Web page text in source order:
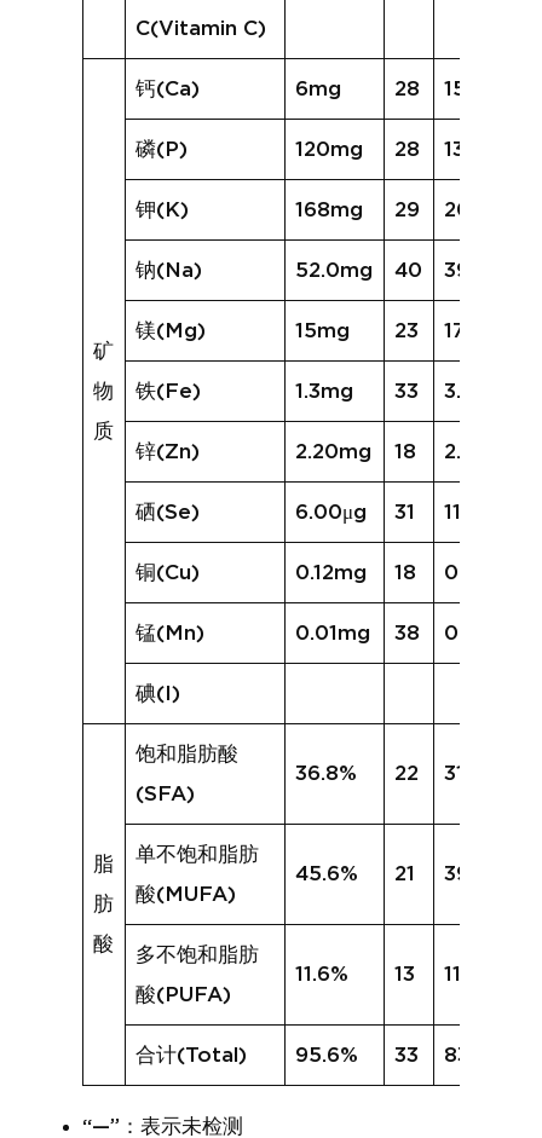
C(Vitamin C)
矿
物
质
钙(Ca) 6mg 28 15mg
磷(P) 120mg 28 135mg
钾(K) 168mg 29 206mg
钠(Na) 52.0mg 40 392.7mg
镁(Mg) 15mg 23 17mg
铁(Fe) 1.3mg 33 3.1mg
锌(Zn) 2.20mg 18 2.12mg
硒(Se) 6.00μg 31 11.94μg
铜(Cu) 0.12mg 18 0.16mg
锰(Mn) 0.01mg 38 0.08mg
碘(I)
脂
肪
酸
饱和脂肪酸
(SFA)
36.8% 22 31.9%
单不饱和脂肪
酸(MUFA)
45.6% 21 39.6%
多不饱和脂肪
酸(PUFA)
11.6% 13 11.3%
合计(Total) 95.6% 33 83.0%
“—”：表示未检测